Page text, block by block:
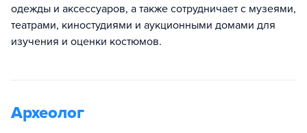
одежды и аксессуаров, а также сотрудничает с музеями,
театрами, киностудиями и аукционными домами для
изучения и оценки костюмов.
Археолог